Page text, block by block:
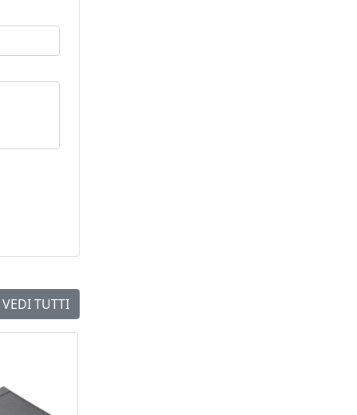
VEDI TUTTI